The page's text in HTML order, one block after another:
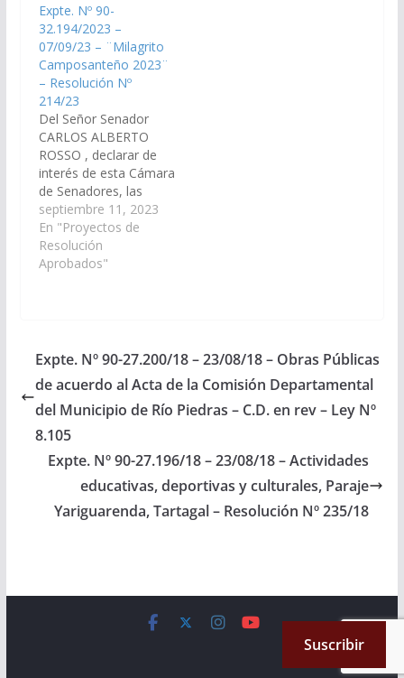
se llevarán a cabo el
día 22 de septiembre
en el municipio de
Campo Santo,
departamento General
Güemes. (Expte. Nº 90-
28.101/19, a la
Comisión de…
Expte. Nº 90-
32.194/2023 –
07/09/23 – ¨Milagrito
Camposanteño 2023¨
– Resolución Nº
214/23
Del Señor Senador
CARLOS ALBERTO
ROSSO , declarar de
interés de esta Cámara
de Senadores, las
actividades, actos y
festejos en honor a los
santos patronos del
Señor y la Virgen del
¨Milagrito
Camposanteño 2023¨,
bajo la consigna
¨Renovemos nuestra
Fe…
septiembre 11, 2023
En "Proyectos de
Resolución
Aprobados"
Expte. Nº 90-27.200/18 – 23/08/18 – Obras Públicas
de acuerdo al Acta de la Comisión Departamental
del Municipio de Río Piedras – C.D. en rev – Ley Nº
8.105
Expte. Nº 90-27.196/18 – 23/08/18 – Actividades
educativas, deportivas y culturales, Paraje
Yariguarenda, Tartagal – Resolución Nº 235/18
. All rights reserved.
by ThemeGrill. Powered byWordPress.
Suscribir